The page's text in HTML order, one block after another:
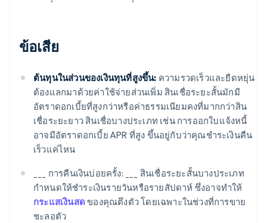
ข้อเสีย
ต้นทุนในส่วนของเงินทุนที่สูงขึ้น: ความรวดเร็วและยืดหยุ่น
ต้องแลกมาด้วยค่าใช้จ่ายส่วนเพิ่ม สินเชื่อระยะสั้นมักมี
อัตราดอกเบี้ยที่สูงกว่าหรือค่าธรรมเนียมคงที่มากกว่าสิน
เชื่อระยะยาว สินเชื่อบางประเภท เช่น การออกใบแจ้งหนี้
อาจมีอัตราดอกเบี้ย APR ที่สูง ขึ้นอยู่กับว่าคุณชำระเงินคืน
เร็วแค่ไหน
___ การคืนเงินบ่อยครั้ง: ___ สินเชื่อระยะสั้นบางประเภท
กำหนดให้ชำระเงินรายวันหรือรายสัปดาห์ ซึ่งอาจทำให้
กระแสเงินสดของคุณตึงตัว โดยเฉพาะในช่วงที่การขาย
ชะลอตัว